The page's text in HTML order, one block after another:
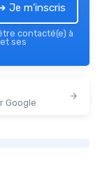
Je m'inscris
contacté(e) à
ses
Google